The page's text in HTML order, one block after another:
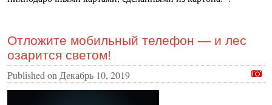
Отложите мобильный телефон — и лес
озарится светом!
Published on Декабрь 10, 2019